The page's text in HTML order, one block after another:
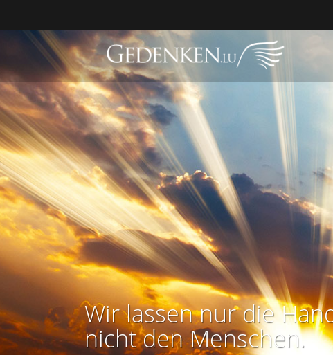
Wir lassen nur die
nicht den Menschen.